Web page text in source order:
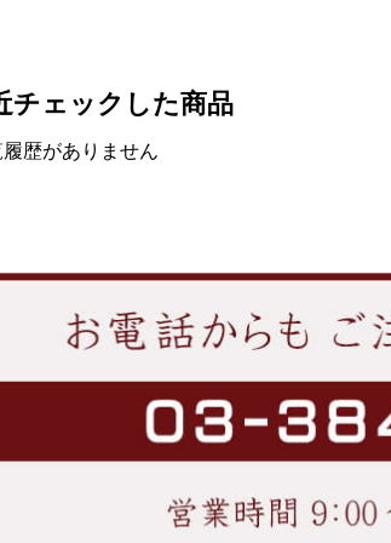
チェックした商品
歴がありません